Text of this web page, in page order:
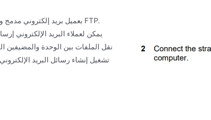
يمكن لعملاء البريد الإلكتروني